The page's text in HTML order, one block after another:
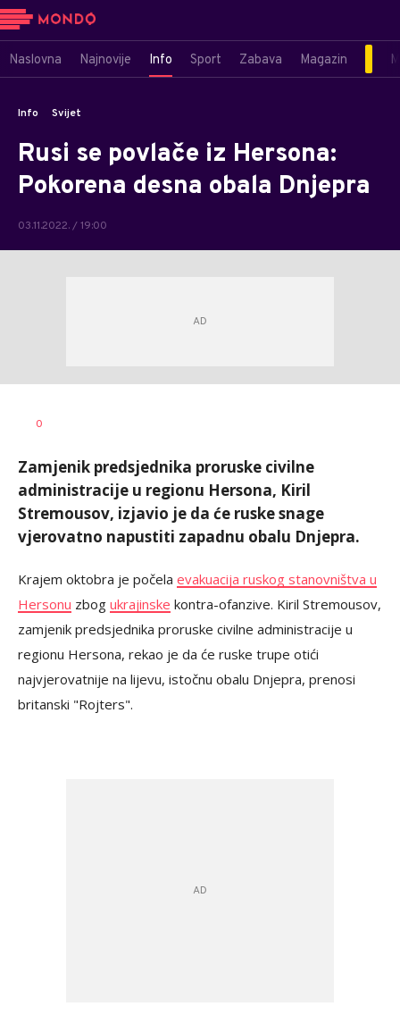
Naslovna Najnovije Info Sport Zabava Magazin
Info Svijet
Rusi se povlače iz Hersona:
Pokorena desna obala Dnjepra
03.11.2022. / 19:00
AUTOR
0
Zamjenik predsjednika proruske civilne
administracije u regionu Hersona, Kiril
Stremousov, izjavio je da će ruske snage
vjerovatno napustiti zapadnu obalu Dnjepra.
Krajem oktobra je počela evakuacija ruskog stanovništva u
Hersonu zbog ukrajinske kontra-ofanzive. Kiril Stremousov,
zamjenik predsjednika proruske civilne administracije u
regionu Hersona, rekao je da će ruske trupe otići
najvjerovatnije na lijevu, istočnu obalu Dnjepra, prenosi
britanski "Rojters".